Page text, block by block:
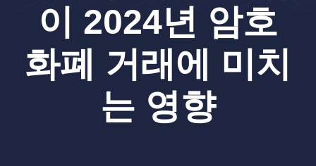
이 2024년 암호
화폐 거래에 미치
는 영향